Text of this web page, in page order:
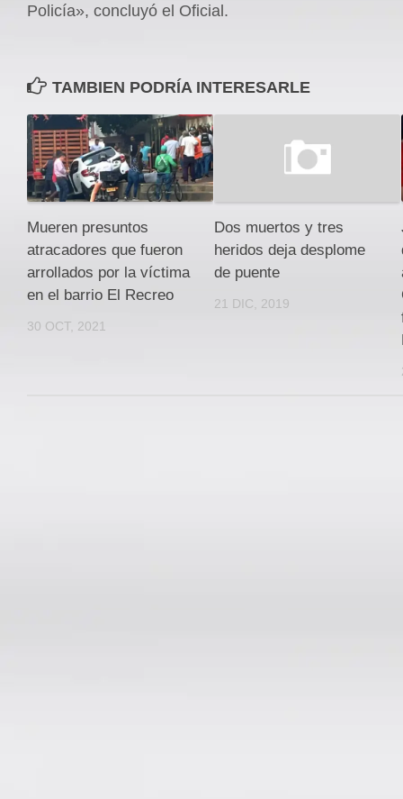
Policía», concluyó el Oficial.
TAMBIEN PODRÍA INTERESARLE
Mueren presuntos
atracadores que fueron
arrollados por la víctima
en el barrio El Recreo
30 OCT, 2021
Dos muertos y tres
heridos deja desplome
de puente
21 DIC, 2019